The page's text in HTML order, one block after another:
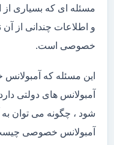
مسئله ای که بسیاری از
و اطلاعات چندانی از
خصوصی است.
این مسئله که
آمبولانس های دولتی
شود ، چگونه می توان
آمبولانس خصوصی